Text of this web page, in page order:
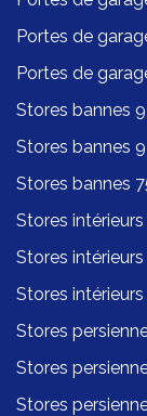
Portes de
Portes de
Stores bannes
Stores bannes
Stores bannes
Stores
Stores
Stores
Stores
Stores
Stores